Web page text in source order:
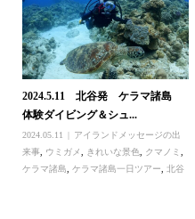
2024.5.11 北谷発 ケラマ諸島
体験ダイビング＆シュ...
2024.05.11
アイランドメッセージの出
来事, ウミガメ きれいな景色 クマノミ
ケラマ諸島
ケラマ諸島一日ツアー 北谷